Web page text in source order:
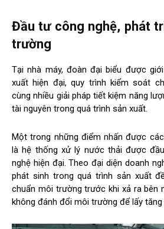
Đầu tư công nghệ, phát
trường
Tại nhà máy, đoàn đại biểu được
xuất hiện đại, quy trình kiểm soát
cùng nhiều giải pháp tiết kiệm năng
tài nguyên trong quá trình sản xuất.
Một trong những điểm nhấn được
là hệ thống xử lý nước thải được
nghệ hiện đại. Theo đại diện doanh
phát sinh trong quá trình sản xuất
chuẩn môi trường trước khi xả ra bên
không đánh đổi môi trường để lấy tăng